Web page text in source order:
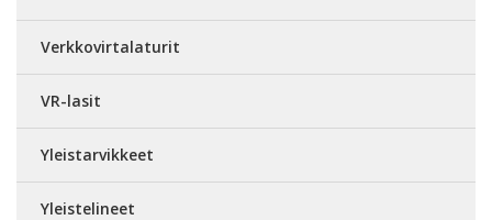
Verkkovirtalaturit
VR-lasit
Yleistarvikkeet
Yleistelineet